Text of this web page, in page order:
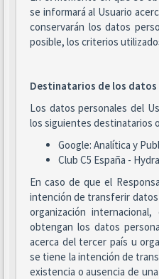
se informará al Usuario
conservarán los datos
posible, los criterios
Destinatarios de los datos
Los datos personales del
los siguientes destinatarios
Google: Analítica y
Club C5 España -
En caso de que el
intención de transferir
organización
obtengan los datos
acerca del tercer país u
se tiene la intención de
existencia o ausencia de